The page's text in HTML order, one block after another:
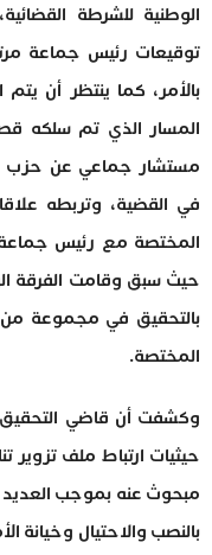
الوطنية للشرطة
توقيعات رئيس جماعة
بالأمر، كما ينتظر أن
المسار الذي تم سلكه
مستشار جماعي عن حزب
في القضية، وتربطه
المختصة مع رئيس
حيث سبق وقامت الفرقة
بالتحقيق في مجموعة من
المختصة.
وكشفت أن قاضي
حيثيات ارتباط ملف تزوير
مبحوث عنه بموجب
بالنصب والاحتيال وخيانة